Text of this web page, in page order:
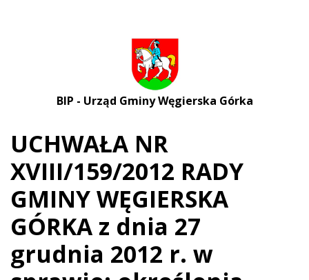
BIP - Urząd Gminy Węgierska Górka
UCHWAŁA NR
XVIII/159/2012 RADY
GMINY WĘGIERSKA
GÓRKA z dnia 27
grudnia 2012 r. w